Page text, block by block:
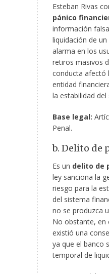
Esteban Rivas
pánico
información
liquidación de
alarma en los
retiros masivos
conducta afectó
entidad
la estabilidad
Base legal:
Penal.
b. Delito de
Es un delito de
ley sanciona la
riesgo para la
del sistema
no se produzca
No obstante, en
existió una
ya que el banco
temporal de